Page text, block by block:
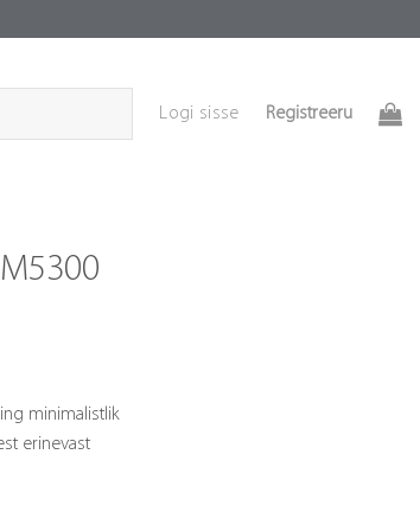
Logi sisse Registreeru
minimalistlik
erinevast